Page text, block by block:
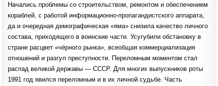
Начались проблемы со строительством, ремонтом и обеспечением
кораблей, с работой информационно-пропагандистского аппарата,
да и очередная демографическая «яма» снизила качество личного
состава, приходящего в воинские части. Усугубили обстановку в
стране расцвет «чёрного рынка», всеобщая коммерциализация
отношений и разгул преступности. Переломным моментом стал
распад великой державы — СССР. Для многих выпускников роты
1991 год явился переломным и в их личной судьбе. Часть